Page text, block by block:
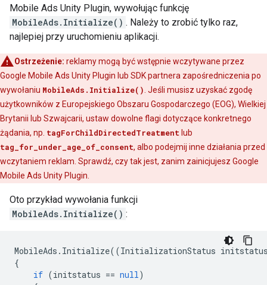
Mobile Ads Unity Plugin, wywołując funkcję
MobileAds.Initialize() . Należy to zrobić tylko raz,
najlepiej przy uruchomieniu aplikacji.
Ostrzeżenie: reklamy mogą być wstępnie wczytywane przez
Google Mobile Ads Unity Plugin lub SDK partnera zapośredniczenia po
wywołaniu MobileAds.Initialize() . Jeśli musisz uzyskać zgodę
użytkowników z Europejskiego Obszaru Gospodarczego (EOG), Wielkiej
Brytanii lub Szwajcarii, ustaw dowolne flagi dotyczące konkretnego
żądania, np. tagForChildDirectedTreatment lub
tag_for_under_age_of_consent, albo podejmij inne działania przed
wczytaniem reklam. Sprawdź, czy tak jest, zanim zainicjujesz Google
Mobile Ads Unity Plugin
Oto przykład wywołania funkcji
MobileAds.Initialize() :
MobileAds . Initialize((InitializationStatus
{
if (initstatus == null )